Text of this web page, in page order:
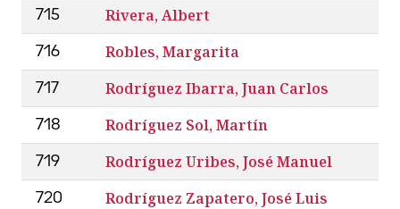
715 Rivera, Albert
716 Robles, Margarita
717 Rodríguez Ibarra, Juan Carlos
718 Rodríguez Sol, Martín
719 Rodríguez Uribes, José Manuel
720 Rodríguez Zapatero, José Luis